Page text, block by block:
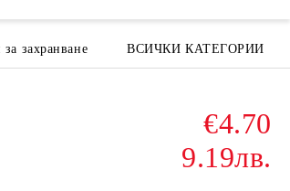
захранване ВСИЧКИ КАТЕГОРИИ
€4.70
9.19лв.